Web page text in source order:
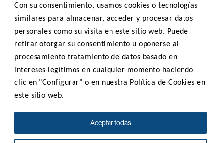
Con su consentimiento, usamos cookies o tecnologías
similares para almacenar, acceder y procesar datos
personales como su visita en este sitio web. Puede
retirar otorgar su consentimiento u oponerse al
procesamiento tratamiento de datos basado en
intereses legítimos en cualquier momento haciendo
clic en "Configurar" o en nuestra Política de Cookies en
este sitio web.
Aceptar todas
¿Necesita algo? Llámenos
+34 932 681 833